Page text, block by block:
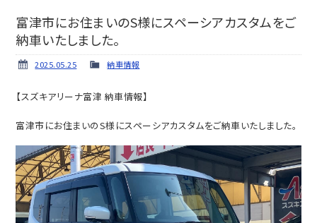
富津市にお住まいのS様にスペーシアカスタムをご
納車いたしました。
2025.05.25 納車情報
【スズキアリーナ富津 納車情報】
富津市にお住まいのS様にスペーシアカスタムをご納車いたしました。